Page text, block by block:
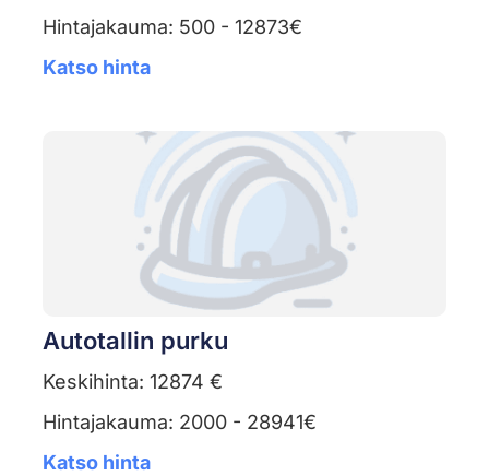
Hintajakauma: 500 - 12873€
Katso hinta
Autotallin purku
Keskihinta: 12874 €
Hintajakauma: 2000 - 28941€
Katso hinta